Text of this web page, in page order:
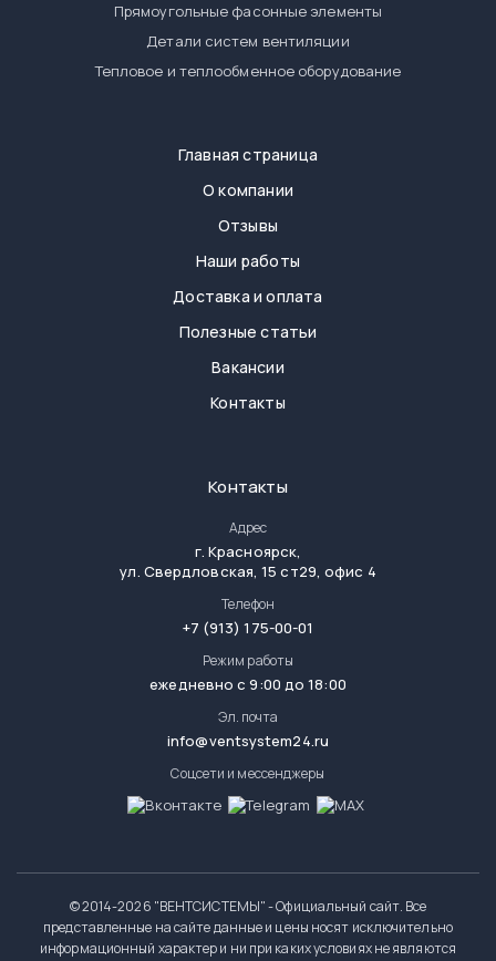
Прямоугольные фасонные элементы
Детали систем вентиляции
Тепловое и теплообменное оборудование
Главная страница
О компании
Отзывы
Наши работы
Доставка и оплата
Полезные статьи
Вакансии
Контакты
Контакты
Адрес
г.Красноярск,
ул. Свердловская, 15 ст29, офис 4
Телефон
+7 (913) 175-00-01
Режим работы
ежедневно с 9:00 до 18:00
Эл. почта
info@ventsystem24.ru
Соцсети и мессенджеры
© 2014-2026 "ВЕНТСИСТЕМЫ" - Официальный сайт. Все
представленные на сайте данные и цены носят исключительно
информационный характер и ни при каких условиях не являются